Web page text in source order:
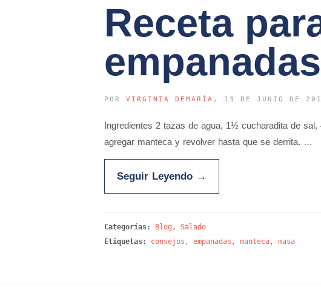
Receta
empanadas
POR VIRGINIA DEMARÍA , 13 DE JUNIO DE
Ingredientes 2 tazas de agua, 1½ cucharadita de
agregar manteca y revolver hasta que se derrita. …
Seguir Leyendo →
Categorías: Blog , Salado
Etiquetas:
consejos , empanadas , manteca , masa